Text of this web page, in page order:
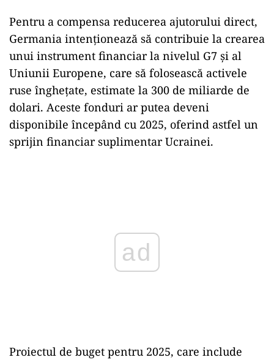
Pentru a compensa reducerea ajutorului direct,
Germania intenționează să contribuie la crearea
unui instrument financiar la nivelul G7 și al
Uniunii Europene, care să folosească activele
ruse înghețate, estimate la 300 de miliarde de
dolari. Aceste fonduri ar putea deveni
disponibile începând cu 2025, oferind astfel un
sprijin financiar suplimentar Ucrainei.
Proiectul de buget pentru 2025, care include